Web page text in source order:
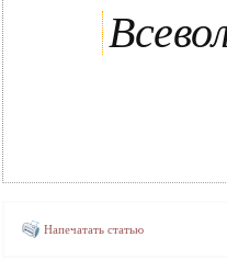
Напечатать статью